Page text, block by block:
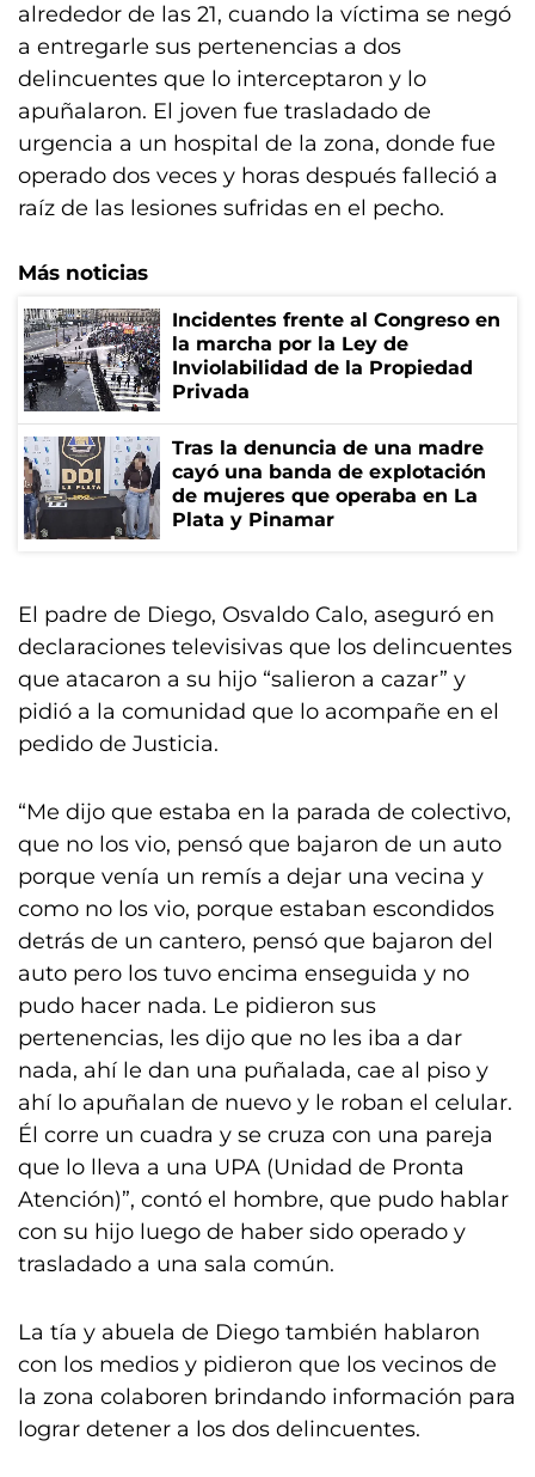
alrededor de las 21, cuando la víctima se negó
a entregarle sus pertenencias a dos
delincuentes que lo interceptaron y lo
apuñalaron. El joven fue trasladado de
urgencia a un hospital de la zona, donde fue
operado dos veces y horas después falleció a
raíz de las lesiones sufridas en el pecho.
Más noticias
Incidentes frente al Congreso en
la marcha por la Ley de
Inviolabilidad de la Propiedad
Privada
Tras la denuncia de una madre
cayó una banda de explotación
de mujeres que operaba en La
Plata y Pinamar
El padre de Diego, Osvaldo Calo, aseguró en
declaraciones televisivas que los delincuentes
que atacaron a su hijo “salieron a cazar” y
pidió a la comunidad que lo acompañe en el
pedido de Justicia.
“Me dijo que estaba en la parada de colectivo,
que no los vio, pensó que bajaron de un auto
porque venía un remís a dejar una vecina y
como no los vio, porque estaban escondidos
detrás de un cantero, pensó que bajaron del
auto pero los tuvo encima enseguida y no
pudo hacer nada. Le pidieron sus
pertenencias, les dijo que no les iba a dar
nada, ahí le dan una puñalada, cae al piso y
ahí lo apuñalan de nuevo y le roban el celular.
Él corre un cuadra y se cruza con una pareja
que lo lleva a una UPA (Unidad de Pronta
Atención)”, contó el hombre, que pudo hablar
con su hijo luego de haber sido operado y
trasladado a una sala común.
La tía y abuela de Diego también hablaron
con los medios y pidieron que los vecinos de
la zona colaboren brindando información para
lograr detener a los dos delincuentes.